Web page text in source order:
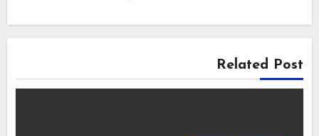
Related Post